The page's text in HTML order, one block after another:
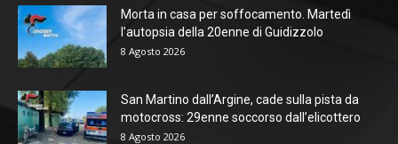
Morta in casa per soffocamento. Martedì
l’autopsia della 20enne di Guidizzolo
8 Agosto 2026
San Martino dall’Argine, cade sulla pista da
motocross: 29enne soccorso dall’elicottero
8 Agosto 2026